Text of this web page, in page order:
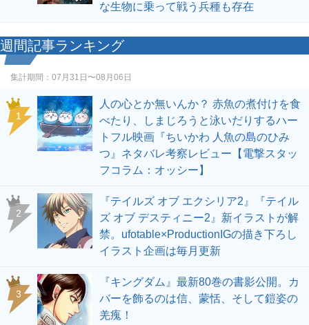
な生物に乗って戦う兵種も存在
週間記事ランキング
集計期間： 07月31日〜08月06日
1
人の心とか無いんか？ 赤魚の煮付けを食
べたり、しまじろうと泳いだりするハー
トフル映画『ちいかわ 人魚の島のひみ
つ』ネタバレ考察レビュー【電撃スタッ
フコラム：オッシー】
2
『テイルズ オブ エクシリア2』『テイル
ズ オブ デスティニー2』新イラストが解
禁。ufotable×ProductionIGの描き下ろし
イラスト企画は毎月更新
3
『キングダム』最新80巻の書影公開。カ
バーを飾るのは信、蒙恬、そして鎧姿の
羌瘣！